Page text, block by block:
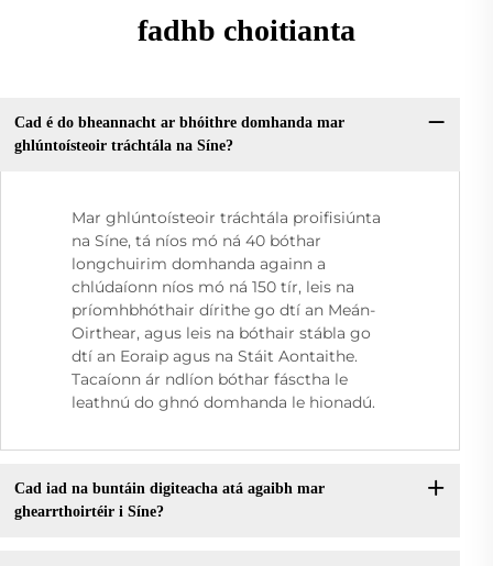
fadhb choitianta
Cad é do bheannacht ar bhóithre domhanda mar
ghlúntoísteoir tráchtála na Síne?
Mar ghlúntoísteoir tráchtála proifisiúnta
na Síne, tá níos mó ná 40 bóthar
longchuirim domhanda againn a
chlúdaíonn níos mó ná 150 tír, leis na
príomhbhóthair dírithe go dtí an Meán-
Oirthear, agus leis na bóthair stábla go
dtí an Eoraip agus na Stáit Aontaithe.
Tacaíonn ár ndlíon bóthar fásctha le
leathnú do ghnó domhanda le hionadú.
Cad iad na buntáin digiteacha atá agaibh mar
ghearrthoirtéir i Síne?